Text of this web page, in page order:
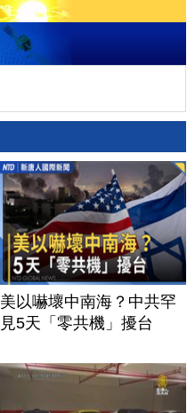
美以嚇壞中南海？中共罕
見5天「零共機」擾台